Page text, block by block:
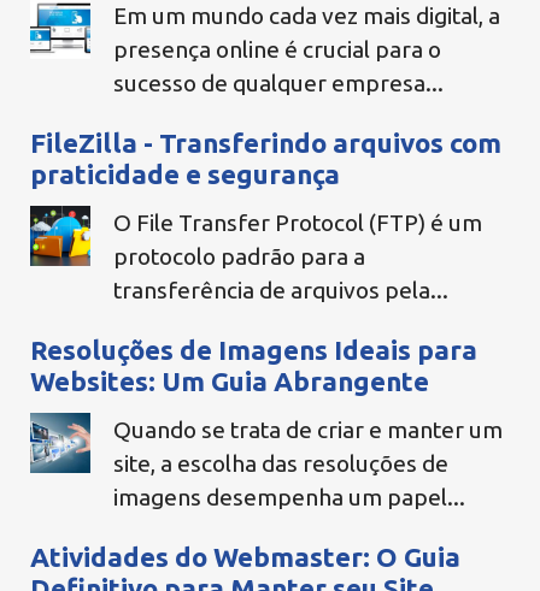
Em um mundo cada vez mais digital, a
presença online é crucial para o
sucesso de qualquer empresa...
FileZilla - Transferindo arquivos com
praticidade e segurança
O File Transfer Protocol (FTP) é um
protocolo padrão para a
transferência de arquivos pela...
Resoluções de Imagens Ideais para
Websites: Um Guia Abrangente
Quando se trata de criar e manter um
site, a escolha das resoluções de
imagens desempenha um papel...
Atividades do Webmaster: O Guia